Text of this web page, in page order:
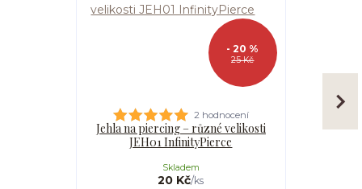
25 Kč
- 20 %
2 hodnocení
Jehla na piercing – různé velikosti
JEH01 InfinityPierce
20 Kč/ks
Skladem